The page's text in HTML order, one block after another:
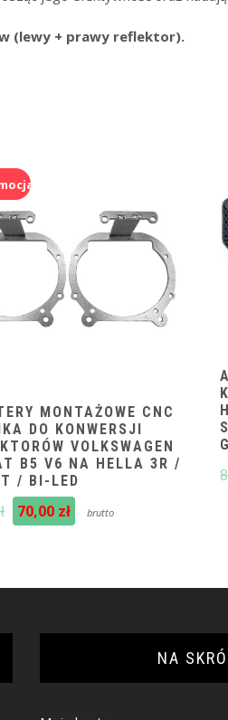
(lewy + prawy reflektor).
MONTAŻOWE CNC
DO KONWERSJI
VOLKSWAGEN
B5 V6 NA HELLA 3R /
/ BI-LED
Pierwotna
cena
70,00 zł
Aktualna
brutto
NA